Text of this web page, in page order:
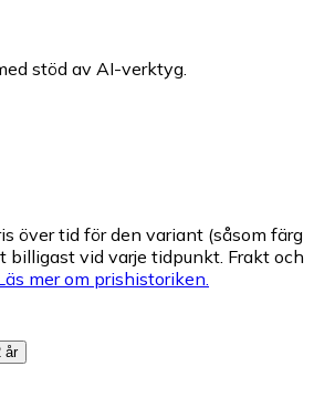
stöd av AI-verktyg.
över tid för den variant (såsom färg
billigast vid varje tidpunkt. Frakt och
mer om prishistoriken.
år